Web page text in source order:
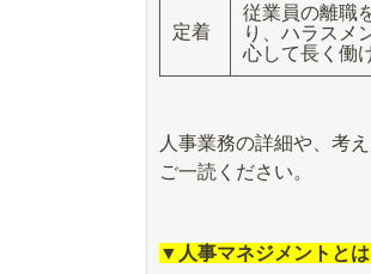
定着
従業員の離職
り、ハラスメ
心して長く働
人事業務の詳細や、考
ご一読ください。
▼人事マネジメントと